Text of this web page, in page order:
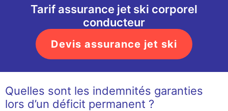
Tarif assurance jet ski corporel
conducteur
Devis assurance jet ski
Quelles sont les indemnités garanties
lors d’un déficit permanent ?